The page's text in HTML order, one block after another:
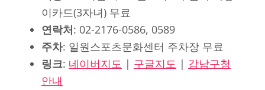
이카드(3자녀) 무료
연락처: 02-2176-0586, 0589
주차: 일원스포츠문화센터 주차장 무료
링크: 네이버지도 | 구글지도 | 강남구청
안내